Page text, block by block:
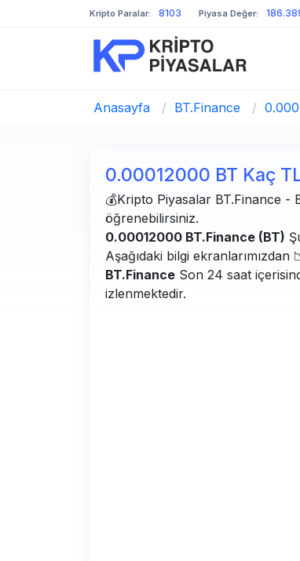
Kripto Paralar: 8103 Piyasa Değer:
Anasayfa / BT.Finance /
0.00012000 BT Kaç
💰Kripto Piyasalar BT.Finance -
öğrenebilirsiniz.
0.00012000 BT.Finance (BT)
Aşağıdaki bilgi
BT.Finance Son 24 saat
izlenmektedir.